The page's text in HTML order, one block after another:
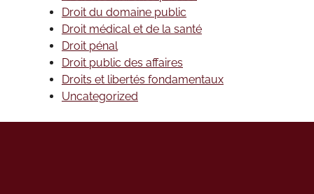
Droit du domaine public
Droit médical et de la santé
Droit pénal
Droit public des affaires
Droits et libertés fondamentaux
Uncategorized